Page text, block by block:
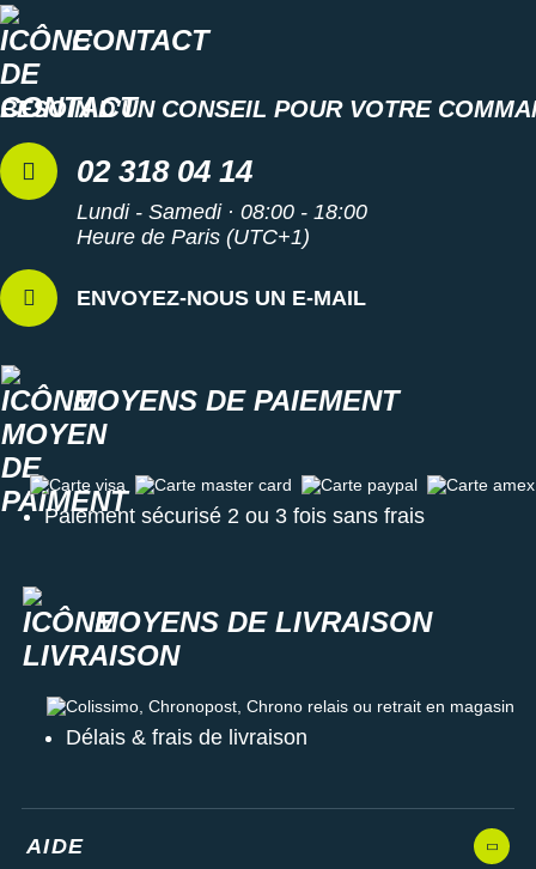
CONTACT
BESOIN D'UN CONSEIL POUR VOTRE
02 318 04 14
Lundi - Samedi · 08:00 - 18:00
Heure de Paris (UTC+1)
ENVOYEZ-NOUS UN E-MAIL
MOYENS DE PAIEMENT
Carte visa Carte master card Carte paypal Carte amex
Paiement sécurisé 2 ou 3 fois sans frais
MOYENS DE LIVRAISON
Colissimo, Chronopost, Chrono relais ou retrait en magasin
Délais & frais de livraison
AIDE